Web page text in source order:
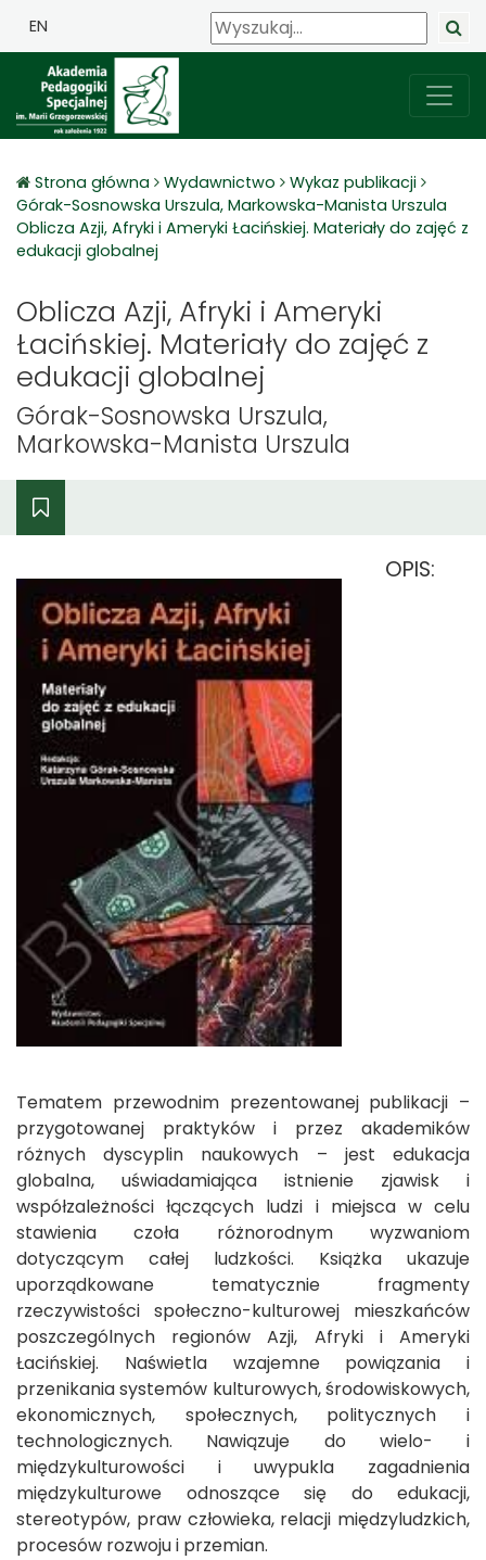
EN
Strona główna Wydawnictwo
Wykaz publikacji
Górak-Sosnowska Urszula, Markowska-Manista Urszula
Oblicza Azji, Afryki i Ameryki Łacińskiej. Materiały do zajęć z
edukacji globalnej
Oblicza Azji, Afryki i Ameryki
Łacińskiej. Materiały do zajęć z
edukacji globalnej
Górak-Sosnowska Urszula,
Markowska-Manista Urszula
OPIS:
Tematem przewodnim prezentowanej publikacji –
przygotowanej praktyków i przez akademików
różnych dyscyplin naukowych – jest edukacja
globalna, uświadamiająca istnienie zjawisk i
współzależności łączących ludzi i miejsca w celu
stawienia czoła różnorodnym wyzwaniom
dotyczącym całej ludzkości. Książka ukazuje
uporządkowane tematycznie fragmenty
rzeczywistości społeczno-kulturowej mieszkańców
poszczególnych regionów Azji, Afryki i Ameryki
Łacińskiej. Naświetla wzajemne powiązania i
przenikania systemów kulturowych, środowiskowych,
ekonomicznych, społecznych, politycznych i
technologicznych. Nawiązuje do wielo- i
międzykulturowości i uwypukla zagadnienia
międzykulturowe odnoszące się do edukacji,
stereotypów, praw człowieka, relacji międzyludzkich,
procesów rozwoju i przemian.